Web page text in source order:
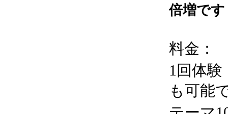
倍増です
料金：
1回体
も可能